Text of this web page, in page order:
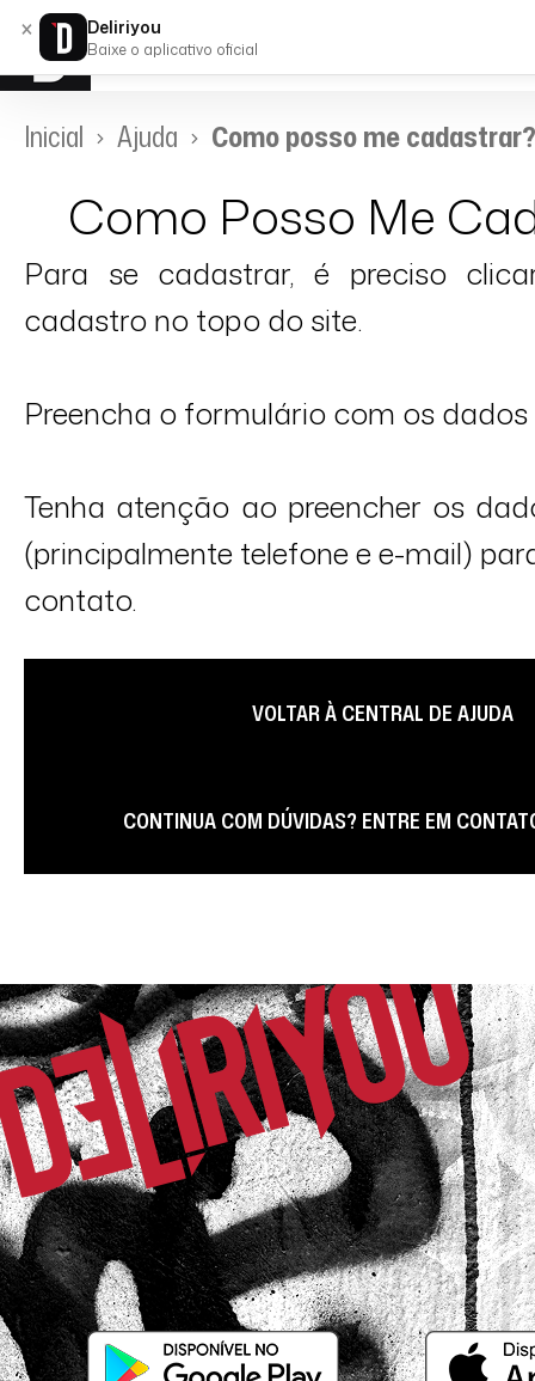
Inicial Ajuda Como posso me cadastrar?
Como Posso Me
Para se cadastrar, é preciso
cadastro no topo do site.
Preencha o formulário com os
Tenha atenção ao preencher os
(principalmente telefone e e-mail)
contato.
VOLTAR À CENTRAL DE AJUDA
CONTINUA COM DÚVIDAS? ENTRE EM
× Deliriyou
Baixe o aplicativo oficial